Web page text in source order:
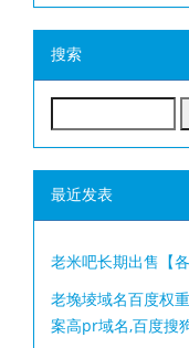
搜索
最近发表
老米吧长期出售【
老堍堎域名百度权
案高pr域名,百度搜